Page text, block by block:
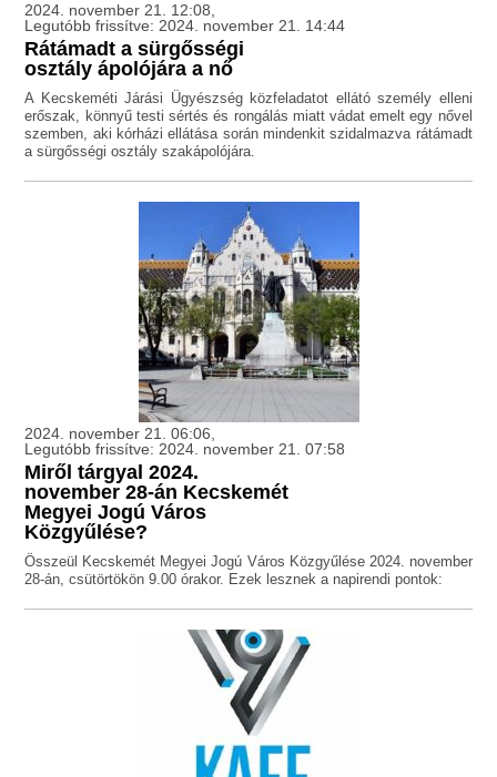
2024. november 21. 12:08,
Legutóbb frissítve: 2024. november 21. 14:44
Rátámadt a sürgősségi
osztály ápolójára a nő
A Kecskeméti Járási Ügyészség közfeladatot ellátó személy elleni
erőszak, könnyű testi sértés és rongálás miatt vádat emelt egy nővel
szemben, aki kórházi ellátása során mindenkit szidalmazva rátámadt
a sürgősségi osztály szakápolójára.
2024. november 21. 06:06,
Legutóbb frissítve: 2024. november 21. 07:58
Miről tárgyal 2024.
november 28-án Kecskemét
Megyei Jogú Város
Közgyűlése?
Összeül Kecskemét Megyei Jogú Város Közgyűlése 2024. november
28-án, csütörtökön 9.00 órakor. Ezek lesznek a napirendi pontok: